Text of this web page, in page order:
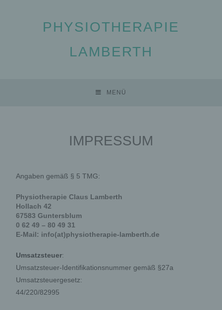
PHYSIOTHERAPIE
LAMBERTH
MENÜ
IMPRESSUM
Angaben gemäß § 5 TMG:
Physiotherapie Claus Lamberth
Hollach 42
67583 Guntersblum
0 62 49 – 80 49 31
E-Mail: info(at)physiotherapie-lamberth.de
Umsatzsteuer:
Umsatzsteuer-Identifikationsnummer gemäß §27a
Umsatzsteuergesetz:
44/220/82995